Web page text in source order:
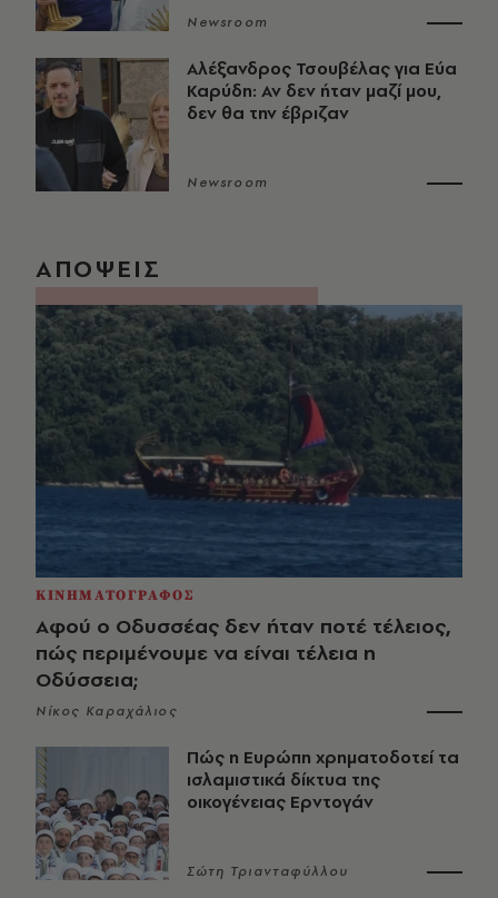
Newsroom
Αλέξανδρος Τσουβέλας για Εύα
Καρύδη: Αν δεν ήταν μαζί μου,
δεν θα την έβριζαν
Newsroom
ΑΠΟΨΕΙΣ
ΚΙΝΗΜΑΤΟΓΡΑΦΟΣ
Αφού ο Οδυσσέας δεν ήταν ποτέ τέλειος,
πώς περιμένουμε να είναι τέλεια η
Οδύσσεια;
Νίκος Καραχάλιος
Πώς η Ευρώπη χρηματοδοτεί τα
ισλαμιστικά δίκτυα της
οικογένειας Ερντογάν
Σώτη Τριανταφύλλου